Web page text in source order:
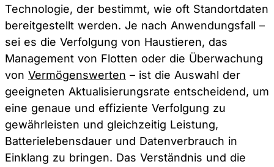
Technologie, der bestimmt, wie oft Standortdaten
bereitgestellt werden. Je nach Anwendungsfall –
sei es die Verfolgung von Haustieren, das
Management von Flotten oder die Überwachung
von Vermögenswerten – ist die Auswahl der
geeigneten Aktualisierungsrate entscheidend, um
eine genaue und effiziente Verfolgung zu
gewährleisten und gleichzeitig Leistung,
Batterielebensdauer und Datenverbrauch in
Einklang zu bringen. Das Verständnis und die